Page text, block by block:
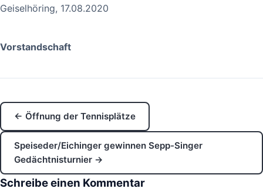
Geiselhöring, 17.08.2020
Vorstandschaft
← Öffnung der Tennisplätze
Speiseder/Eichinger gewinnen Sepp-Singer
Gedächtnisturnier →
Schreibe einen Kommentar